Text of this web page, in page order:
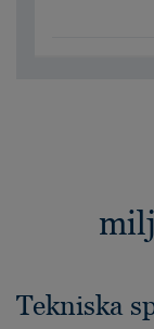
Tekniska